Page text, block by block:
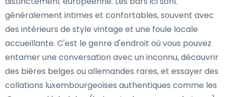
généralement intimes et confortables, souvent avec
des intérieurs de style vintage et une foule locale
accueillante. C'est le genre d'endroit où vous pouvez
entamer une conversation avec un inconnu, découvrir
des bières belges ou allemandes rares, et essayer des
collations luxembourgeoises authentiques comme les